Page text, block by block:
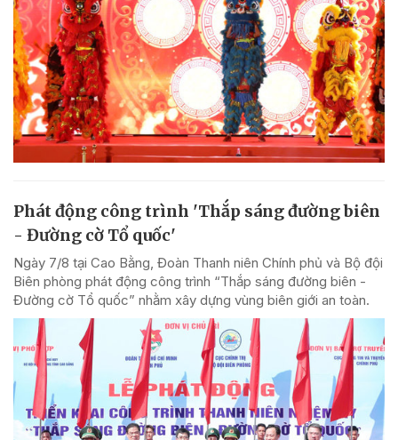
Phát động công trình 'Thắp sáng đường biên
- Đường cờ Tổ quốc'
Ngày 7/8 tại Cao Bằng, Đoàn Thanh niên Chính phủ và Bộ đội
Biên phòng phát động công trình “Thắp sáng đường biên -
Đường cờ Tổ quốc” nhằm xây dựng vùng biên giới an toàn.